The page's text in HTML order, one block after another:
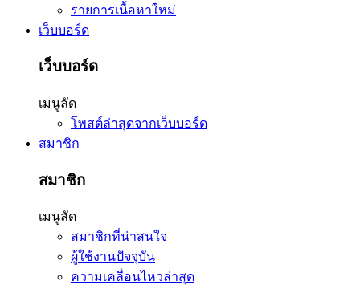
รายการเนื้อหาใหม่
เว็บบอร์ด
เว็บบอร์ด
เมนูลัด
โพสต์ล่าสุดจากเว็บบอร์ด
สมาชิก
สมาชิก
เมนูลัด
สมาชิกที่น่าสนใจ
ผู้ใช้งานปัจจุบัน
ความเคลื่อนไหวล่าสุด